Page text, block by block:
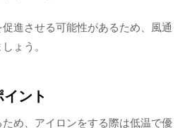
進させる可能性があるため、風通
ょう。
ント
め、アイロンをする際は低温で優